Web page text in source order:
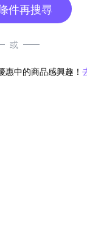
件再搜尋
或
中的商品感興趣！